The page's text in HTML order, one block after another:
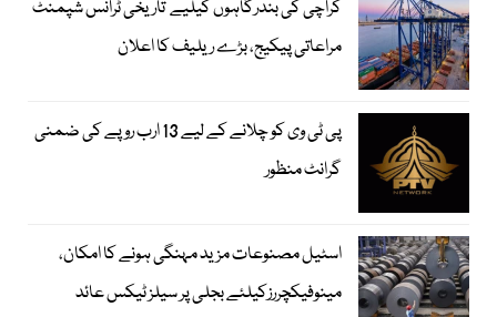
کراچی کی بندرگاہوں کیلیے تاریخی ٹرانس شپمنٹ
مراعاتی پیکیج، بڑے ریلیف کا اعلان
پی ٹی وی کو چلانے کے لیے 13 ارب روپے کی ضمنی
گرانٹ منظور
اسٹیل مصنوعات مزید مہنگی ہونے کا امکان،
مینوفیکچررزکیلئے بجلی پر سیلز ٹیکس عائد